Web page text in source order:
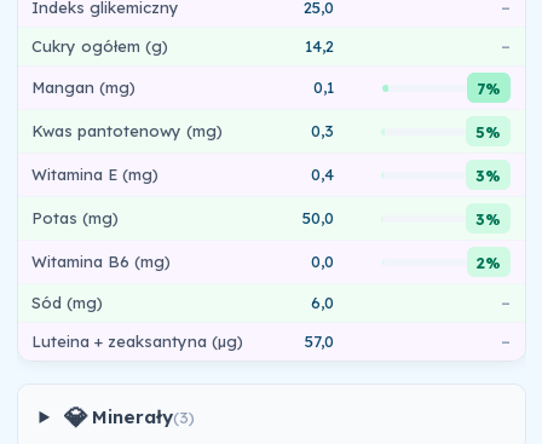
Indeks glikemiczny 25,0
–
Cukry ogółem (g)
14,2 –
Mangan (mg) 0,1 7%
Kwas pantotenowy (mg) 0,3 5%
Witamina E (mg) 0,4 3%
Potas (mg) 50,0 3%
Witamina B6 (mg) 0,0 2%
Sód (mg) 6,0
–
Luteina + zeaksantyna (µg)
57,0 –
💎 Minerały(3)